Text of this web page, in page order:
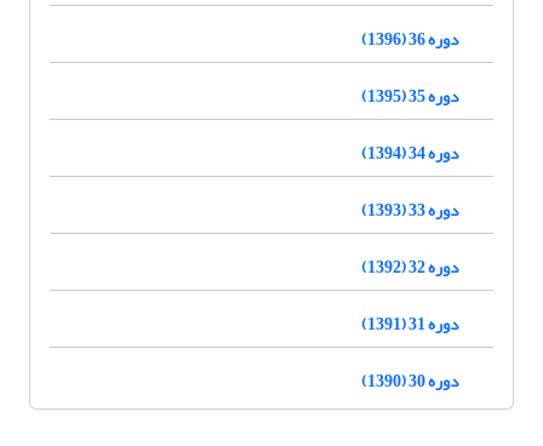
دوره 36 (1396)
دوره 35 (1395)
دوره 34 (1394)
دوره 33 (1393)
دوره 32 (1392)
دوره 31 (1391)
دوره 30 (1390)